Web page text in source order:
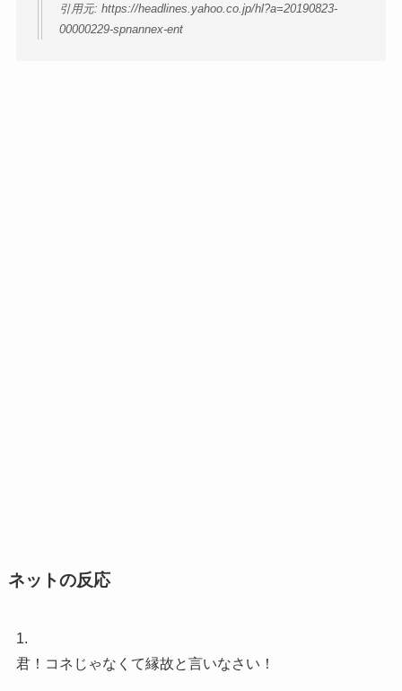
引用元: https://headlines.yahoo.co.jp/hl?a=20190823-
00000229-spnannex-ent
ネットの反応
1.
君！コネじゃなくて縁故と言いなさい！